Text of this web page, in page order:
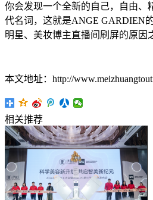
你会发现一个全新的自己，自由、
代名词，这就是ANGE GARDIEN
明星、美妆博主直播间刷屏的原因
本文地址：http://
相关推荐